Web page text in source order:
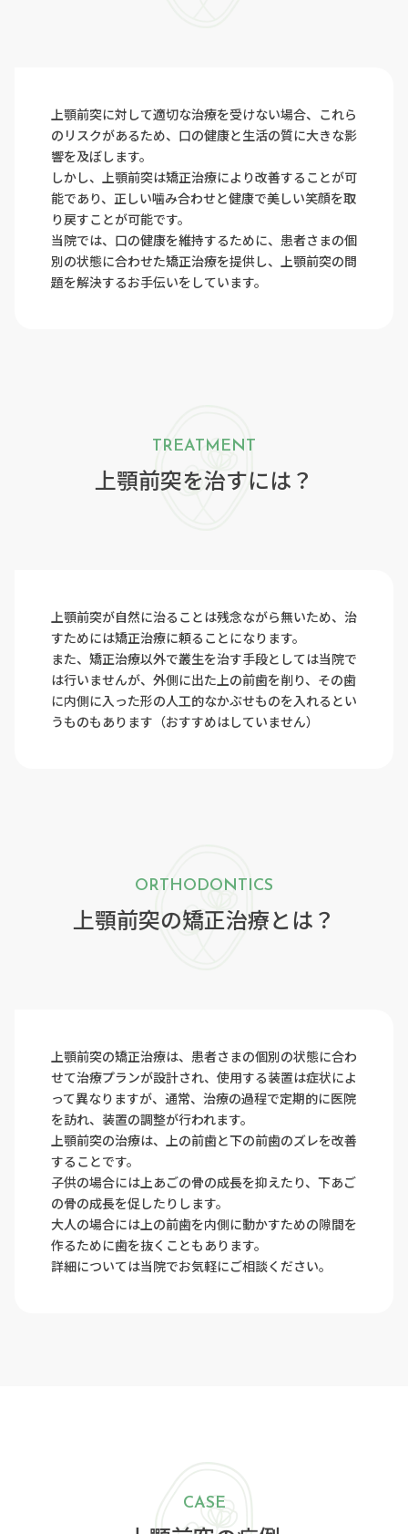
上顎前突に対して適切な治療を受けない場合、これら
のリスクがあるため、口の健康と生活の質に大きな影
響を及ぼします。
しかし、上顎前突は矯正治療により改善することが可
能であり、正しい噛み合わせと健康で美しい笑顔を取
り戻すことが可能です。
当院では、口の健康を維持するために、患者さまの個
別の状態に合わせた矯正治療を提供し、上顎前突の問
題を解決するお手伝いをしています。
TREATMENT
上顎前突を治すには？
上顎前突が自然に治ることは残念ながら無いため、治
すためには矯正治療に頼ることになります。
また、矯正治療以外で叢生を治す手段としては当院で
は行いませんが、外側に出た上の前歯を削り、その歯
に内側に入った形の人工的なかぶせものを入れるとい
うものもあります（おすすめはしていません）
ORTHODONTICS
上顎前突の矯正治療とは？
上顎前突の矯正治療は、患者さまの個別の状態に合わ
せて治療プランが設計され、使用する装置は症状によ
って異なりますが、通常、治療の過程で定期的に医院
を訪れ、装置の調整が行われます。
上顎前突の治療は、上の前歯と下の前歯のズレを改善
することです。
子供の場合には上あごの骨の成長を抑えたり、下あご
の骨の成長を促したりします。
大人の場合には上の前歯を内側に動かすための隙間を
作るために歯を抜くこともあります。
詳細については当院でお気軽にご相談ください。
CASE